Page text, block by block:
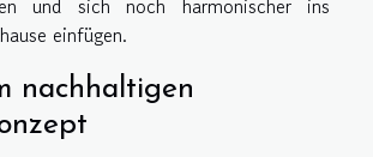
und sich noch harmonischer ins
einfügen.
nachhaltigen